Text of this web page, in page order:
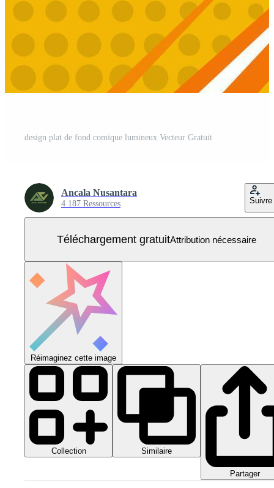
design plat de fond comique lumineux Vecteur Gratuit
Ancala Nusantara
4 187 Ressources Suivre
Téléchargement gratuitAttribution nécessaire
Réimaginez cette image
Collection Similaire
Partager